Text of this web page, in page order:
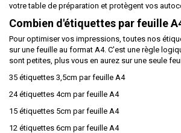
votre table de préparation et protègent vos
Combien d'étiquettes par feuille
Pour optimiser vos impressions, toutes nos
sur une feuille au format A4. C'est une règle
sont petites, plus vous en aurez sur une seule
35 étiquettes 3,5cm par feuille A4
24 étiquettes 4cm par feuille A4
15 étiquettes 5cm par feuille A4
12 étiquettes 6cm par feuille A4